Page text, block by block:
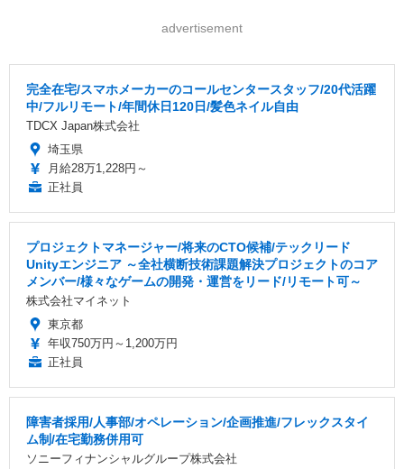
advertisement
完全在宅/スマホメーカーのコールセンタースタッフ/20代活躍
中/フルリモート/年間休日120日/髪色ネイル自由
TDCX Japan株式会社
埼玉県
月給28万1,228円～
正社員
プロジェクトマネージャー/将来のCTO候補/テックリード
Unityエンジニア ～全社横断技術課題解決プロジェクトのコア
メンバー/様々なゲームの開発・運営をリード/リモート可～
株式会社マイネット
東京都
年収750万円～1,200万円
正社員
障害者採用/人事部/オペレーション/企画推進/フレックスタイ
ム制/在宅勤務併用可
ソニーフィナンシャルグループ株式会社